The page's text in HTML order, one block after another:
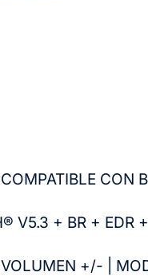
CON
V5.3 + BR + EDR
+/- |